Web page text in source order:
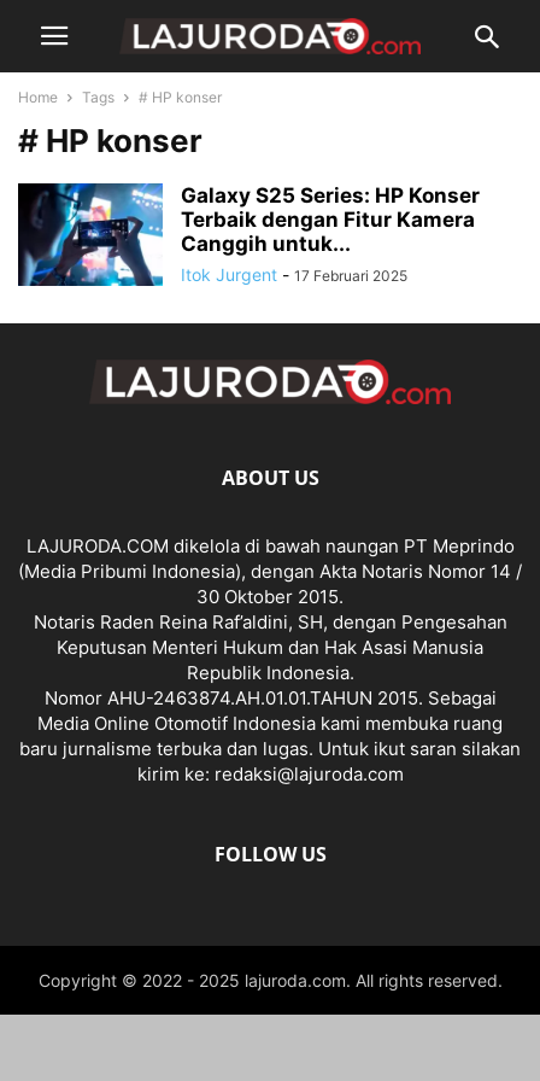
Home Tags # HP konser
# HP konser
Galaxy S25 Series: HP Konser
Terbaik dengan Fitur Kamera
Canggih untuk...
Itok Jurgent - 17 Februari 2025
ABOUT US
LAJURODA.COM dikelola di bawah naungan PT Meprindo
(Media Pribumi Indonesia), dengan Akta Notaris Nomor 14 /
30 Oktober 2015.
Notaris Raden Reina Raf’aldini, SH, dengan Pengesahan
Keputusan Menteri Hukum dan Hak Asasi Manusia
Republik Indonesia.
Nomor AHU-2463874.AH.01.01.TAHUN 2015. Sebagai
Media Online Otomotif Indonesia kami membuka ruang
baru jurnalisme terbuka dan lugas. Untuk ikut saran silakan
kirim ke: redaksi@lajuroda.com
FOLLOW US
Copyright © 2022 - 2025 lajuroda.com. All rights reserved.